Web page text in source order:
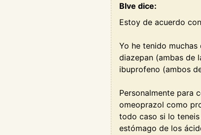
Blve dice:
Estoy de acuerdo
Yo he tenido
diazepan (ambas de
ibuprofeno (ambos
Personalmente para
omeoprazol como
todo caso si lo
estómago de los